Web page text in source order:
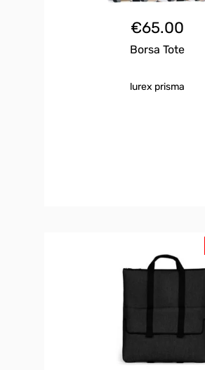
€65.00
Borsa Tote
lurex prisma